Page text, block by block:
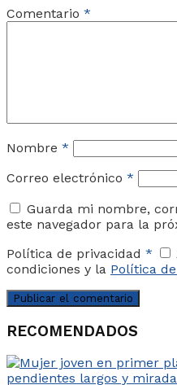
Comentario *
Nombre *
Correo electrónico *
Guarda mi nombre,
este navegador para la
Política de privacidad *
condiciones y la Política
RECOMENDADOS